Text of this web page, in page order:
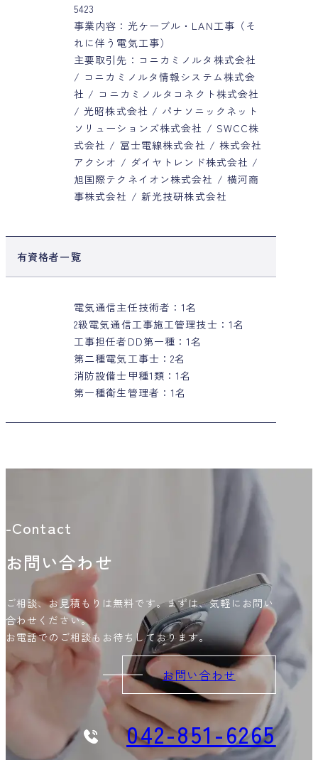
5423
事業内容：光ケーブル・LAN工事（そ
れに伴う電気工事）
主要取引先：コニカミノルタ株式会社
/ コニカミノルタ情報システム株式会
社 / コニカミノルタコネクト株式会社
/ 光昭株式会社 / パナソニックネット
ソリューションズ株式会社 / SWCC株
式会社 / 冨士電線株式会社 / 株式会社
アクシオ / ダイヤトレンド株式会社 /
旭国際テクネイオン株式会社 / 横河商
事株式会社 / 新光技研株式会社
有資格者一覧
電気通信主任技術者：1名
2級電気通信工事施工管理技士：1名
工事担任者DD第一種：1名
第二種電気工事士：2名
消防設備士甲種1類：1名
第一種衛生管理者：1名
-Contact
お問い合わせ
ご相談、お見積もりは無料です。まずは、気軽にお問い
合わせください。
お電話でのご相談もお待ちしております。
お問い合わせ
042-851-6265